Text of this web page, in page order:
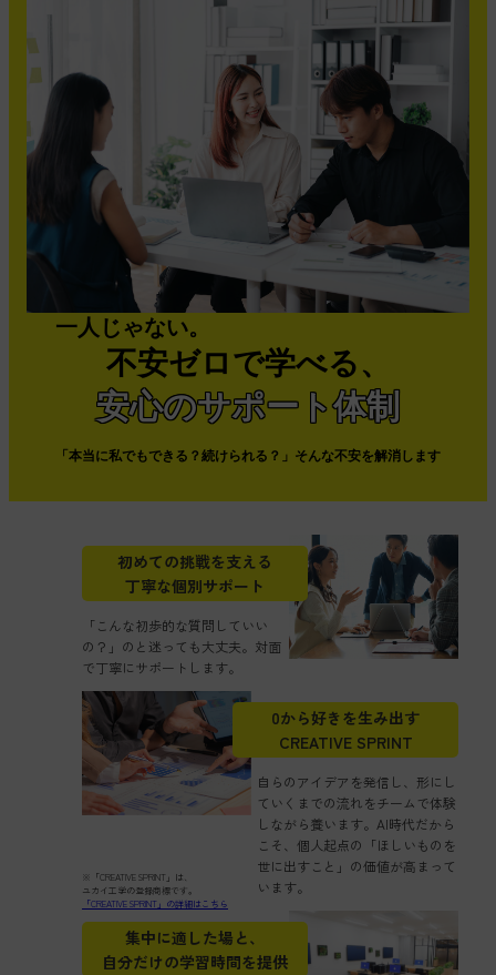
一人じゃない。
不安ゼロで学べる、
安心のサポート体制
「本当に私でもできる？続けられる？」そんな不安を解消します
初めての挑戦を支える
丁寧な個別サポート
「こんな初歩的な質問していい
の？」のと迷っても大丈夫。対面
で丁寧にサポートします。
0から好きを生み出す
CREATIVE SPRINT
自らのアイデアを発信し、形にし
ていくまでの流れをチームで体験
しながら養います。AI時代だから
こそ、個人起点の「ほしいものを
世に出すこと」の価値が高まって
います。
※「CREATIVE SPRINT」は、
ユカイ工学の登録商標です。
「CREATIVE SPRINT」の詳細はこちら
集中に適した場と、
自分だけの学習時間を提供